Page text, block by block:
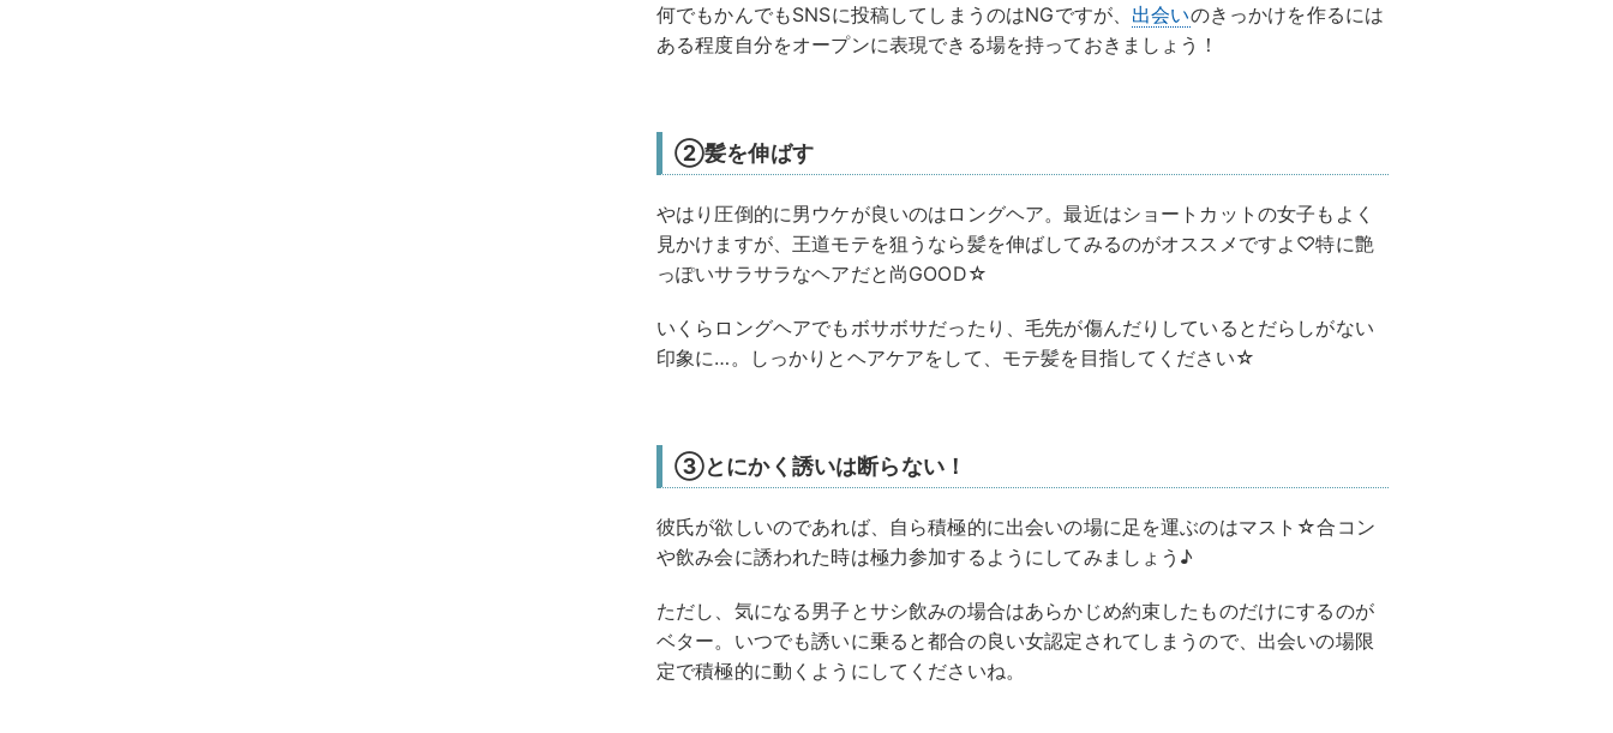
何でもかんでもSNSに投稿してしまうのはNGですが、 出会いのきっかけを作るには
ある程度自分をオープンに表現できる場を持っておきましょう！
②髪を伸ばす
やはり圧倒的に男ウケが良いのはロングヘア。最近はショートカットの女子もよく
見かけますが、王道モテを狙うなら髪を伸ばしてみるのがオススメですよ♡特に艶
っぽいサラサラなヘアだと尚GOOD☆
いくらロングヘアでもボサボサだったり、毛先が傷んだりしているとだらしがない
印象に…。しっかりとヘアケアをして、モテ髪を目指してください☆
③とにかく誘いは断らない！
彼氏が欲しいのであれば、自ら積極的に出会いの場に足を運ぶのはマスト☆合コン
や飲み会に誘われた時は極力参加するようにしてみましょう♪
ただし、気になる男子とサシ飲みの場合はあらかじめ約束したものだけにするのが
ベター。いつでも誘いに乗ると都合の良い女認定されてしまうので、出会いの場限
定で積極的に動くようにしてくださいね。